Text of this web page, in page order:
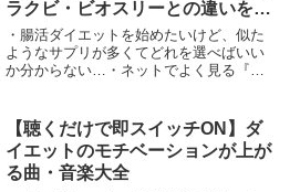
ラクビ・ビオスリーとの違いを比
較
・腸活ダイエットを始めたいけど、似た
ようなサプリが多くてどれを選べばいい
か分からない…・ネットでよく見る『ラ
ビオスリーじゃダメなの？腸内フローラ
を整えて痩せ体質を目指す...
【聴くだけで即スイッチON】ダ
イエットのモチベーションが上が
る曲・音楽大全